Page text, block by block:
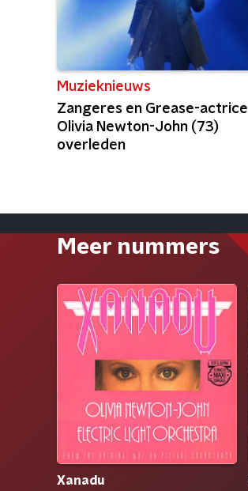
Muzieknieuws
Zangeres en Grease-actrice
Olivia Newton-John (73)
overleden
Meer nummers
Xanadu